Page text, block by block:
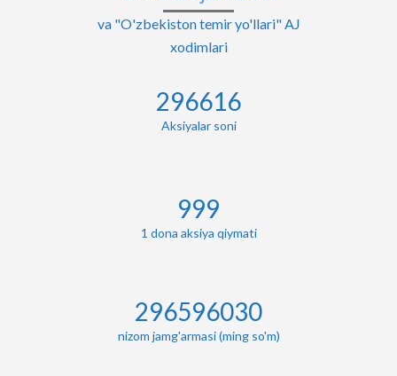
va "O'zbekiston temir yo'llari" AJ
xodimlari
296823
Aksiyalar soni
1000
1 dona aksiya qiymati
296823000
nizom jamg'armasi (ming so'm)